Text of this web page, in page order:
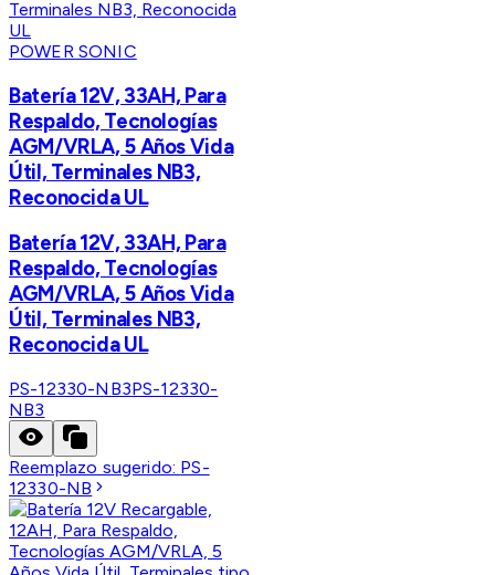
POWER SONIC
Batería 12V, 33AH, Para
Respaldo, Tecnologías
AGM/VRLA, 5 Años Vida
Útil, Terminales NB3,
Reconocida UL
Batería 12V, 33AH, Para
Respaldo, Tecnologías
AGM/VRLA, 5 Años Vida
Útil, Terminales NB3,
Reconocida UL
PS-12330-NB3PS-12330-
NB3
Reemplazo sugerido: PS-
12330-NB